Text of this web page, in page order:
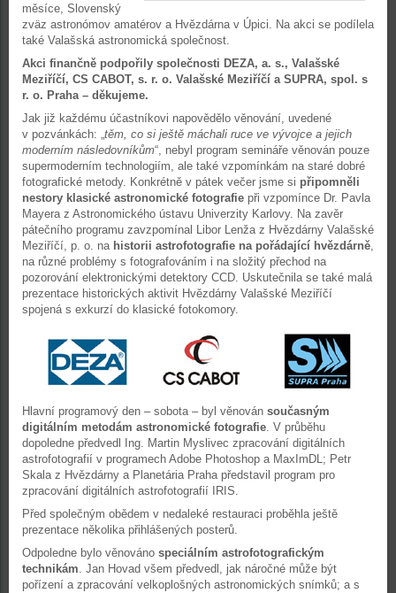
měsíce, Slovenský
zväz astronómov amatérov a Hvězdárna v Úpici. Na akci se podílela
také Valašská astronomická společnost.
Akci finančně podpořily společnosti DEZA, a. s., Valašské
Meziříčí, CS CABOT, s. r. o. Valašské Meziříčí a SUPRA, spol. s
r. o. Praha – děkujeme.
Jak již každému účastníkovi napovědělo věnování, uvedené
v pozvánkách: „těm, co si ještě máchali ruce ve vývojce a jejich
moderním následovníkům“, nebyl program semináře věnován pouze
supermoderním technologiím, ale také vzpomínkám na staré dobré
fotografické metody. Konkrétně v pátek večer jsme si připomněli
nestory klasické astronomické fotografie při vzpomínce Dr. Pavla
Mayera z Astronomického ústavu Univerzity Karlovy. Na zavěr
pátečního programu zavzpomínal Libor Lenža z Hvězdárny Valašské
Meziříčí, p. o. nahistorii astrofotografie na pořádající hvězdárně,
na různé problémy s fotografováním i na složitý přechod na
pozorování elektronickými detektory CCD. Uskutečnila se také malá
prezentace historických aktivit Hvězdárny Valašské Meziříčí
spojená s exkurzí do klasické fotokomory.
Hlavní programový den – sobota – byl věnován současným
digitálním metodám astronomické fotografie. V průběhu
dopoledne předvedl Ing. Martin Myslivec zpracování digitálních
astrofotografií v programech Adobe Photoshop a MaxImDL; Petr
Skala z Hvězdárny a Planetária Praha představil program pro
zpracování digitálních astrofotografií IRIS.
Před společným obědem v nedaleké restauraci proběhla ještě
prezentace několika přihlášených posterů.
Odpoledne bylo věnováno speciálním astrofotografickým
technikám. Jan Hovad všem předvedl, jak náročné může být
pořízení a zpracování velkoplošných astronomických snímků; a s